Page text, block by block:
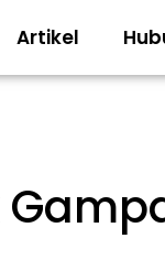
Artikel